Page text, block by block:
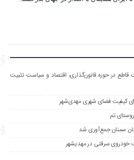
قاطع در حوزه قانون‌گذاری، اقتصاد و سیاست تثبیت
کیفیت فضای شهری مهدی‌شهر
تم